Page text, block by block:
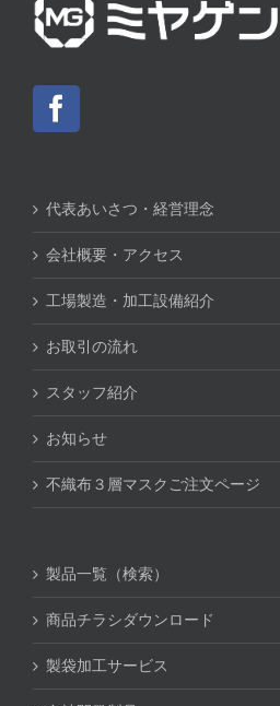
代表あいさつ・経営理念
会社概要・アクセス
工場製造・加工設備紹介
お取引の流れ
スタッフ紹介
お知らせ
不織布３層マスクご注文ページ
製品一覧（検索）
商品チラシダウンロード
製袋加工サービス